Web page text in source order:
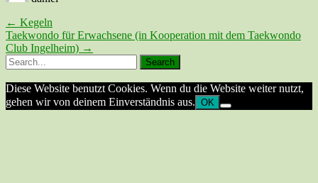
Post
navigation
← Kegeln
Taekwondo für Erwachsene (in Kooperation mit dem Taekwondo
Club Ingelheim) →
Diese Website benutzt Cookies. Wenn du die Website weiter nutzt,
gehen wir von deinem Einverständnis aus. OK